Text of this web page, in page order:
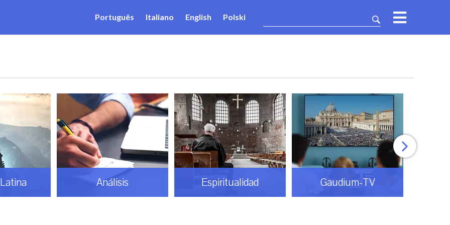
Português Italiano English Polski
Análisis Espiritualidad Gaudium-TV